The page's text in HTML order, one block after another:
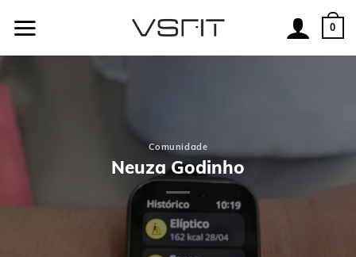
0
Comunidade
Neuza Godinho